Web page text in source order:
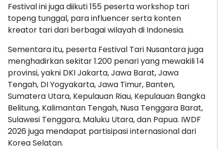
Festival ini juga diikuti 155 peserta workshop tari
topeng tunggal, para influencer serta konten
kreator tari dari berbagai wilayah di Indonesia.
Sementara itu, peserta Festival Tari Nusantara juga
menghadirkan sekitar 1.200 penari yang mewakili 14
provinsi, yakni DKI Jakarta, Jawa Barat, Jawa
Tengah, DI Yogyakarta, Jawa Timur, Banten,
Sumatera Utara, Kepulauan Riau, Kepulauan Bangka
Belitung, Kalimantan Tengah, Nusa Tenggara Barat,
Sulawesi Tenggara, Maluku Utara, dan Papua. IWDF
2026 juga mendapat partisipasi internasional dari
Korea Selatan.